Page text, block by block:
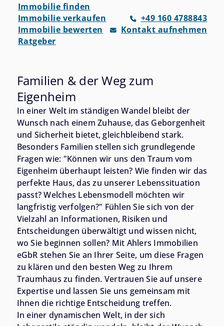
Immobilie finden
Immobilie verkaufen
Immobilie bewerten
Ratgeber
+49 160 4788843
Kontakt aufnehmen
Familien & der Weg zum
Eigenheim
In einer Welt im ständigen Wandel bleibt der
Wunsch nach einem Zuhause, das Geborgenheit
und Sicherheit bietet, gleichbleibend stark.
Besonders Familien stellen sich grundlegende
Fragen wie: "Können wir uns den Traum vom
Eigenheim überhaupt leisten? Wie finden wir das
perfekte Haus, das zu unserer Lebenssituation
passt? Welches Lebensmodell möchten wir
langfristig verfolgen?" Fühlen Sie sich von der
Vielzahl an Informationen, Risiken und
Entscheidungen überwältigt und wissen nicht,
wo Sie beginnen sollen? Mit Ahlers Immobilien
eGbR stehen Sie an Ihrer Seite, um diese Fragen
zu klären und den besten Weg zu Ihrem
Traumhaus zu finden. Vertrauen Sie auf unsere
Expertise und lassen Sie uns gemeinsam mit
Ihnen die richtige Entscheidung treffen.
In einer dynamischen Welt, in der sich